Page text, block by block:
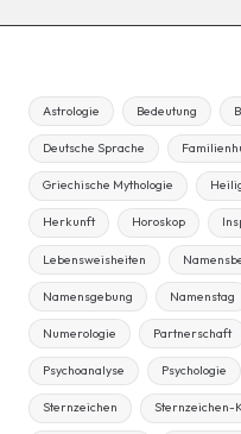
Astrologie Bedeutung
Deutsche Sprache
Griechische Mythologie
Herkunft Horoskop
Lebensweisheiten
Namensgebung Namenstag
Numerologie Partnerschaft
Psychoanalyse Psychologie
Sternzeichen Sternzeichen-